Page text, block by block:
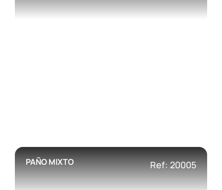
PAÑO MIXTO Ref: 20005